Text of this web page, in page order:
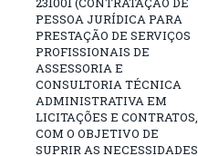
PESSOA JURÍDICA PARA
PRESTAÇÃO DE SERVIÇOS
PROFISSIONAIS DE
ASSESSORIA E
CONSULTORIA TÉCNICA
ADMINISTRATIVA EM
LICITAÇÕES E CONTRATOS,
COM O OBJETIVO DE
SUPRIR AS NECESSIDADES